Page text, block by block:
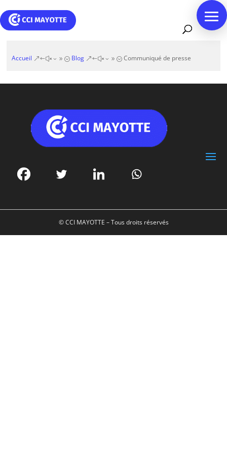
Accueil &#x39; Blog &#x39; Communiqué de presse
© CCI MAYOTTE – Tous droits réservés